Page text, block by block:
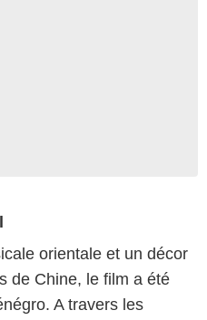
orientale et un décor
de Chine, le film a été
A travers les